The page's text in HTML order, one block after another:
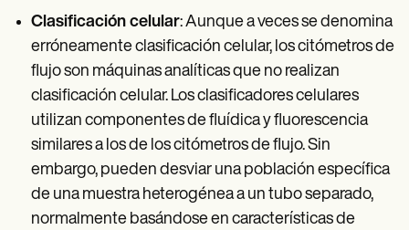
Clasificación celular: Aunque a veces se denomina
erróneamente clasificación celular, los citómetros de
flujo son máquinas analíticas que no realizan
clasificación celular. Los clasificadores celulares
utilizan componentes de fluídica y fluorescencia
similares a los de los citómetros de flujo. Sin
embargo, pueden desviar una población específica
de una muestra heterogénea a un tubo separado,
normalmente basándose en características de